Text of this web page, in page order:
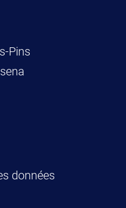
Pins
données